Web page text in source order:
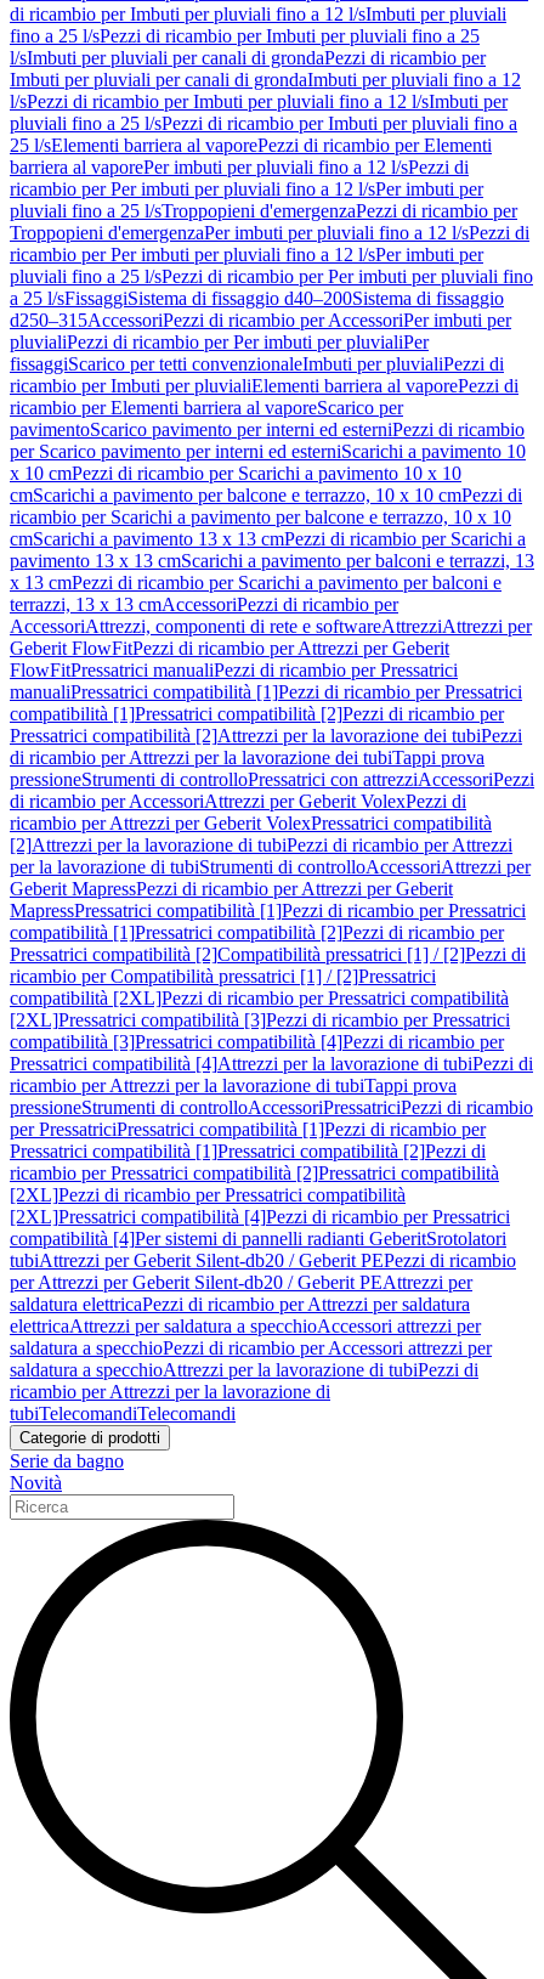
di ricambio per Imbuti per pluviali fino a 12 l/sImbuti per pluviali
fino a 25 l/sPezzi di ricambio per Imbuti per pluviali fino a 25
l/sImbuti per pluviali per canali di grondaPezzi di ricambio per
Imbuti per pluviali per canali di grondaImbuti per pluviali fino a 12
l/sPezzi di ricambio per Imbuti per pluviali fino a 12 l/sImbuti per
pluviali fino a 25 l/sPezzi di ricambio per Imbuti per pluviali fino a
25 l/sElementi barriera al vaporePezzi di ricambio per Elementi
barriera al vaporePer imbuti per pluviali fino a 12 l/sPezzi di
ricambio per Per imbuti per pluviali fino a 12 l/sPer imbuti per
pluviali fino a 25 l/sTroppopieni d'emergenzaPezzi di ricambio per
Troppopieni d'emergenzaPer imbuti per pluviali fino a 12 l/sPezzi di
ricambio per Per imbuti per pluviali fino a 12 l/sPer imbuti per
pluviali fino a 25 l/sPezzi di ricambio per Per imbuti per pluviali fino
a 25 l/sFissaggiSistema di fissaggio d40–200Sistema di fissaggio
d250–315AccessoriPezzi di ricambio per AccessoriPer imbuti per
pluvialiPezzi di ricambio per Per imbuti per pluvialiPer
fissaggiScarico per tetti convenzionaleImbuti per pluvialiPezzi di
ricambio per Imbuti per pluvialiElementi barriera al vaporePezzi di
ricambio per Elementi barriera al vaporeScarico per
pavimentoScarico pavimento per interni ed esterniPezzi di ricambio
per Scarico pavimento per interni ed esterniScarichi a pavimento 10
x 10 cmPezzi di ricambio per Scarichi a pavimento 10 x 10
cmScarichi a pavimento per balcone e terrazzo, 10 x 10 cmPezzi di
ricambio per Scarichi a pavimento per balcone e terrazzo, 10 x 10
cmScarichi a pavimento 13 x 13 cmPezzi di ricambio per Scarichi a
pavimento 13 x 13 cmScarichi a pavimento per balconi e terrazzi, 13
x 13 cmPezzi di ricambio per Scarichi a pavimento per balconi e
terrazzi, 13 x 13 cmAccessoriPezzi di ricambio per
AccessoriAttrezzi, componenti di rete e softwareAttrezziAttrezzi per
Geberit FlowFitPezzi di ricambio per Attrezzi per Geberit
FlowFitPressatrici manualiPezzi di ricambio per Pressatrici
manualiPressatrici compatibilità [1]Pezzi di ricambio per Pressatrici
compatibilità [1]Pressatrici compatibilità [2]Pezzi di ricambio per
Pressatrici compatibilità [2]Attrezzi per la lavorazione dei tubiPezzi
di ricambio per Attrezzi per la lavorazione dei tubiTappi prova
pressioneStrumenti di controlloPressatrici con attrezziAccessoriPezzi
di ricambio per AccessoriAttrezzi per Geberit VolexPezzi di
ricambio per Attrezzi per Geberit VolexPressatrici compatibilità
[2]Attrezzi per la lavorazione di tubiPezzi di ricambio per Attrezzi
per la lavorazione di tubiStrumenti di controlloAccessoriAttrezzi per
Geberit MapressPezzi di ricambio per Attrezzi per Geberit
MapressPressatrici compatibilità [1]Pezzi di ricambio per Pressatrici
compatibilità [1]Pressatrici compatibilità [2]Pezzi di ricambio per
Pressatrici compatibilità [2]Compatibilità pressatrici [1] / [2]Pezzi di
ricambio per Compatibilità pressatrici [1] / [2]Pressatrici
compatibilità [2XL]Pezzi di ricambio per Pressatrici compatibilità
[2XL]Pressatrici compatibilità [3]Pezzi di ricambio per Pressatrici
compatibilità [3]Pressatrici compatibilità [4]Pezzi di ricambio per
Pressatrici compatibilità [4]Attrezzi per la lavorazione di tubiPezzi di
ricambio per Attrezzi per la lavorazione di tubiTappi prova
pressioneStrumenti di controlloAccessoriPressatriciPezzi di ricambio
per PressatriciPressatrici compatibilità [1]Pezzi di ricambio per
Pressatrici compatibilità [1]Pressatrici compatibilità [2]Pezzi di
ricambio per Pressatrici compatibilità [2]Pressatrici compatibilità
[2XL]Pezzi di ricambio per Pressatrici compatibilità
[2XL]Pressatrici compatibilità [4]Pezzi di ricambio per Pressatrici
compatibilità [4]Per sistemi di pannelli radianti GeberitSrotolatori
tubiAttrezzi per Geberit Silent-db20 / Geberit PEPezzi di ricambio
per Attrezzi per Geberit Silent-db20 / Geberit PEAttrezzi per
saldatura elettricaPezzi di ricambio per Attrezzi per saldatura
elettricaAttrezzi per saldatura a specchioAccessori attrezzi per
saldatura a specchioPezzi di ricambio per Accessori attrezzi per
saldatura a specchioAttrezzi per la lavorazione di tubiPezzi di
ricambio per Attrezzi per la lavorazione di
tubiTelecomandiTelecomandi
Categorie di prodotti
Serie da bagno
Novità